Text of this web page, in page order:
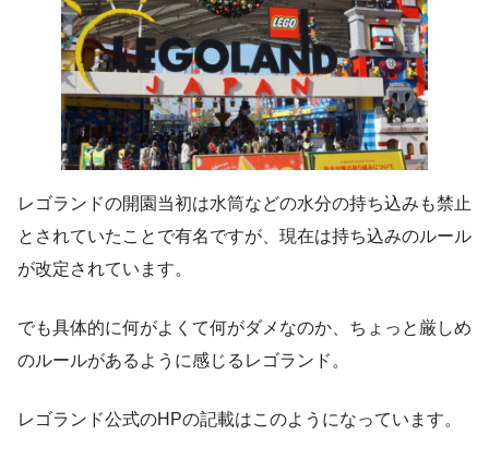
レゴランドの開園当初は水筒などの水分の持ち込みも禁止
とされていたことで有名ですが、現在は持ち込みのルール
が改定されています。
でも具体的に何がよくて何がダメなのか、ちょっと厳しめ
のルールがあるように感じるレゴランド。
レゴランド公式のHPの記載はこのようになっています。